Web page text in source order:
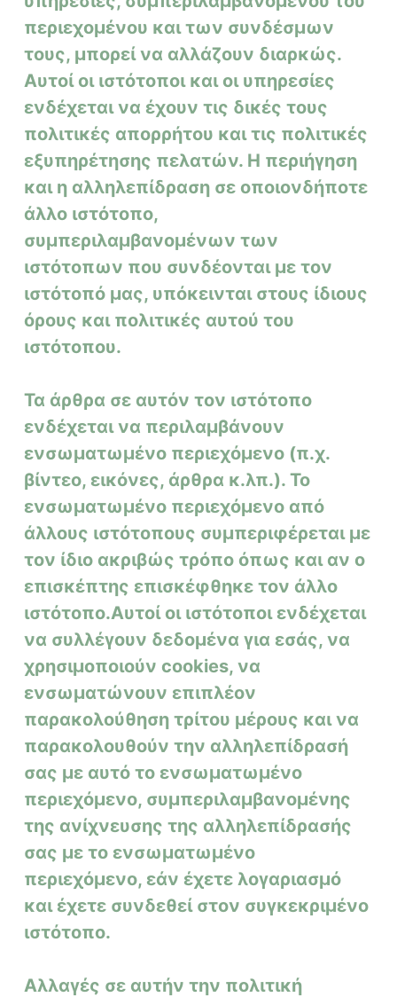
περιεχομένου και των συνδέσμων
τους, μπορεί να αλλάζουν διαρκώς.
Αυτοί οι ιστότοποι και οι υπηρεσίες
ενδέχεται να έχουν τις δικές τους
πολιτικές απορρήτου και τις πολιτικές
εξυπηρέτησης πελατών. Η περιήγηση
και η αλληλεπίδραση σε οποιονδήποτε
άλλο ιστότοπο,
συμπεριλαμβανομένων των
ιστότοπων που συνδέονται με τον
ιστότοπό μας, υπόκεινται στους ίδιους
όρους και πολιτικές αυτού του
ιστότοπου.
Τα άρθρα σε αυτόν τον ιστότοπο
ενδέχεται να περιλαμβάνουν
ενσωματωμένο περιεχόμενο (π.χ.
βίντεο, εικόνες, άρθρα κ.λπ.). Το
ενσωματωμένο περιεχόμενο από
άλλους ιστότοπους συμπεριφέρεται με
τον ίδιο ακριβώς τρόπο όπως και αν ο
επισκέπτης επισκέφθηκε τον άλλο
ιστότοπο.Αυτοί οι ιστότοποι ενδέχεται
να συλλέγουν δεδομένα για εσάς, να
χρησιμοποιούν cookies, να
ενσωματώνουν επιπλέον
παρακολούθηση τρίτου μέρους και να
παρακολουθούν την αλληλεπίδρασή
σας με αυτό το ενσωματωμένο
περιεχόμενο, συμπεριλαμβανομένης
της ανίχνευσης της αλληλεπίδρασής
σας με το ενσωματωμένο
περιεχόμενο, εάν έχετε λογαριασμό
και έχετε συνδεθεί στον συγκεκριμένο
ιστότοπο.
Αλλαγές σε αυτήν την πολιτική